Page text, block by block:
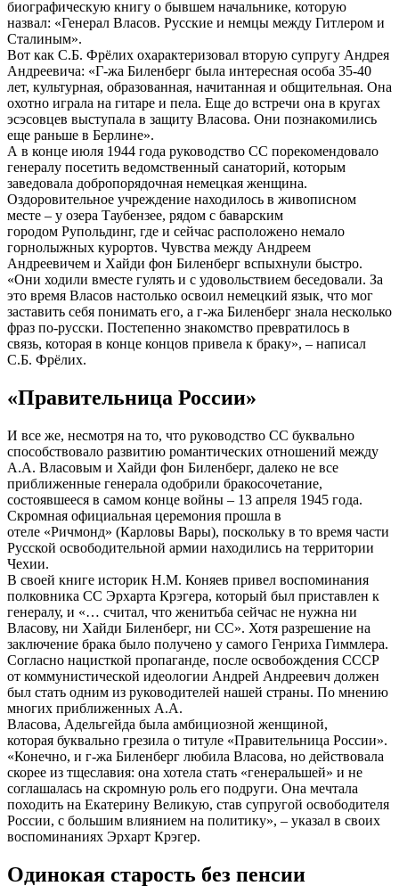
биографическую книгу о бывшем начальнике, которую
назвал: «Генерал Власов. Русские и немцы между Гитлером и
Сталиным».
Вот как С.Б. Фрёлих охарактеризовал вторую супругу Андрея
Андреевича: «Г-жа Биленберг была интересная особа 35-40
лет, культурная, образованная, начитанная и общительная. Она
охотно играла на гитаре и пела. Еще до встречи она в кругах
эсэсовцев выступала в защиту Власова. Они познакомились
еще раньше в Берлине».
А в конце июля 1944 года руководство СС порекомендовало
генералу посетить ведомственный санаторий, которым
заведовала добропорядочная немецкая женщина.
Оздоровительное учреждение находилось в живописном
месте – у озера Таубензее, рядом с баварским
городом Рупольдинг, где и сейчас расположено немало
горнолыжных курортов. Чувства между Андреем
Андреевичем и Хайди фон Биленберг вспыхнули быстро.
«Они ходили вместе гулять и с удовольствием беседовали. За
это время Власов настолько освоил немецкий язык, что мог
заставить себя понимать его, а г-жа Биленберг знала несколько
фраз по-русски. Постепенно знакомство превратилось в
связь, которая в конце концов привела к браку», – написал
С.Б. Фрёлих.
«Правительница России»
И все же, несмотря на то, что руководство СС буквально
способствовало развитию романтических отношений между
А.А. Власовым и Хайди фон Биленберг, далеко не все
приближенные генерала одобрили бракосочетание,
состоявшееся в самом конце войны – 13 апреля 1945 года.
Скромная официальная церемония прошла в
отеле «Ричмонд» (Карловы Вары), поскольку в то время части
Русской освободительной армии находились на территории
Чехии.
В своей книге историк Н.М. Коняев привел воспоминания
полковника СС Эрхарта Крэгера, который был приставлен к
генералу, и «… считал, что женитьба сейчас не нужна ни
Власову, ни Хайди Биленберг, ни СС». Хотя разрешение на
заключение брака было получено у самого Генриха Гиммлера.
Согласно нацисткой пропаганде, после освобождения СССР
от коммунистической идеологии Андрей Андреевич должен
был стать одним из руководителей нашей страны. По мнению
многих приближенных А.А.
Власова, Адельгейда была амбициозной женщиной,
которая буквально грезила о титуле «Правительница России».
«Конечно, и г-жа Биленберг любила Власова, но действовала
скорее из тщеславия: она хотела стать «генеральшей» и не
соглашалась на скромную роль его подруги. Она мечтала
походить на Екатерину Великую, став супругой освободителя
России, с большим влиянием на политику», – указал в своих
воспоминаниях Эрхарт Крэгер.
Одинокая старость без пенсии